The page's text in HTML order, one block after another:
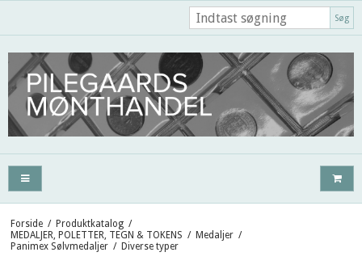
Søg
Forside / Produktkatalog /
MEDALJER, POLETTER, TEGN & TOKENS / Medaljer /
Panimex Sølvmedaljer / Diverse typer